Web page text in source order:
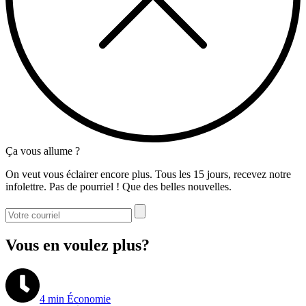
Ça vous allume ?
On veut vous éclairer encore plus. Tous les 15 jours, recevez notre
infolettre. Pas de pourriel ! Que des belles nouvelles.
Vous en voulez plus?
4 min Économie